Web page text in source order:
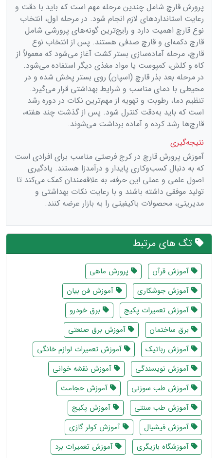
پرورش قارچ شامل چندین مرحله مهم است که باید با دقت و
رعایت استانداردهای لازم انجام شود. در مرحله اول، انتخاب
نوع قارچ اهمیت دارد و رایج‌ترین گونه‌های پرورشی شامل
قارچ دکمه‌ای و قارچ صدفی هستند. پس از انتخاب نوع
قارچ، مرحله آماده‌سازی بستر کشت آغاز می‌شود که معمولاً از
کاه و کلش، کمپوست یا مواد مغذی دیگر استفاده می‌شود.
در مرحله بعد بذر قارچ (اسپان) روی بستر پخش شده و در
محیطی با دمای مناسب و شرایط بهداشتی قرار می‌گیرد.
تنظیم دما، رطوبت و تهویه از مهم‌ترین نکات در دوره رشد
است که باید به‌دقت کنترل شود. پس از گذشت چند هفته،
قارچ‌ها رشد کرده و آماده برداشت می‌شوند.
نتیجه‌گیری
آموزش پرورش قارچ در کرج فرصتی مناسب برای افرادی است
که به دنبال کسب‌وکاری پایدار و درآمدزا هستند. یادگیری
اصول علمی و عملی این حرفه، به علاقه‌مندان کمک می‌کند تا
تولید موفقی داشته باشند و با رعایت نکات بهداشتی و
مدیریتی، محصولات باکیفیتی را به بازار عرضه کنند.
تگ های مرتبط
آموزش قرآن
پرورش ماهی
آموزش جوشکاری
آموزش فن بیان
آموزش تعمیرات پکیج
برق خودرو
برق ساختمان
آموزش برق صنعتی
آموزش رباتیک
آموزش تعمیرات لوازم خانگی
آموزش نویسندگی
آموزش نقشه خوانی
آموزش طب سوزنی
آموزش حجامت
آموزش طب سنتی
آموزش پکیج
آموزش فیشیال
آموزش کولر گازی
آموزشگاه بازیگری
آموزش تعمیرات برد